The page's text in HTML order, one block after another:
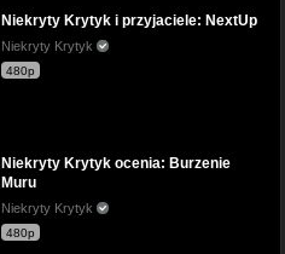
Niekryty Krytyk i przyjaciele: NextUp
Niekryty Krytyk
480p
Niekryty Krytyk ocenia: Burzenie
Muru
Niekryty Krytyk
480p